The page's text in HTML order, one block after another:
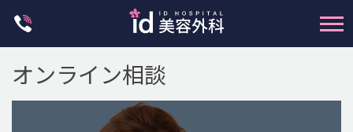
オンライン相談